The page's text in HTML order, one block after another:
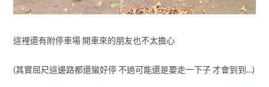
這裡還有附停車場 開車來的朋友也不太擔心
(其實屈尺這邊路都還蠻好停 不過可能還是要走一下子 才會到到…)